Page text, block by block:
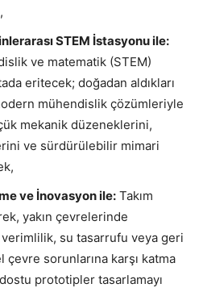
STEM İstasyonu ile:
ve matematik (STEM)
eritecek; doğadan aldıkları
mühendislik çözümleriyle
mekanik düzeneklerini,
ve sürdürülebilir mimari
ve İnovasyon ile: Takım
yakın çevrelerinde
verimlilik, su tasarrufu veya geri
sorunlarına karşı katma
prototipler tasarlamayı